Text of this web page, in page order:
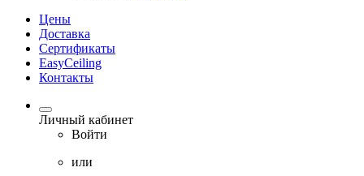
Цены
Доставка
Cертификаты
EasyCeiling
Контакты
Личный кабинет
Войти
или